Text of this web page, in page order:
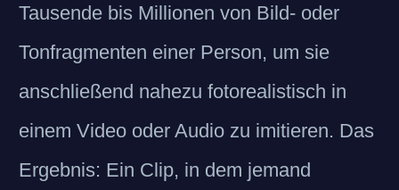
Tausende bis Millionen von Bild- oder
Tonfragmenten einer Person, um sie
anschließend nahezu fotorealistisch in
einem Video oder Audio zu imitieren. Das
Ergebnis: Ein Clip, in dem jemand